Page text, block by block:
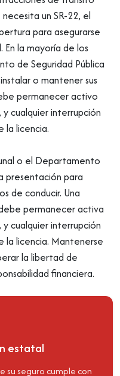
un SR-22, el
para asegurarse
la mayoría de los
de Seguridad Pública
o mantener sus
permanecer activo
cualquier interrupción
la licencia.
o el Departamento
presentación para
de conducir. Una
permanecer activa
cualquier interrupción
la licencia. Mantenerse
la libertad de
financiera.
estatal
su seguro cumple con